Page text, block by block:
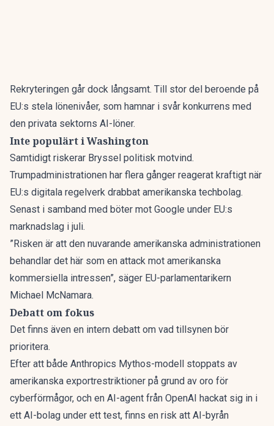
Rekryteringen går dock långsamt. Till stor del beroende på
EU:s stela lönenivåer, som hamnar i svår konkurrens med
den privata sektorns AI-löner.
Inte populärt i Washington
Samtidigt riskerar Bryssel politisk motvind.
Trumpadministrationen har flera gånger reagerat kraftigt när
EU:s digitala regelverk drabbat amerikanska techbolag.
Senast i samband med böter mot Google under EU:s
marknadslag i juli.
”Risken är att den nuvarande amerikanska administrationen
behandlar det här som en attack mot amerikanska
kommersiella intressen”, säger EU-parlamentarikern
Michael McNamara.
Debatt om fokus
Det finns även en intern debatt om vad tillsynen bör
prioritera.
Efter att både Anthropics Mythos-modell stoppats av
amerikanska exportrestriktioner på grund av oro för
cyberförmågor, och en AI-agent från OpenAI hackat sig in i
ett AI-bolag under ett test, finns en risk att AI-byrån